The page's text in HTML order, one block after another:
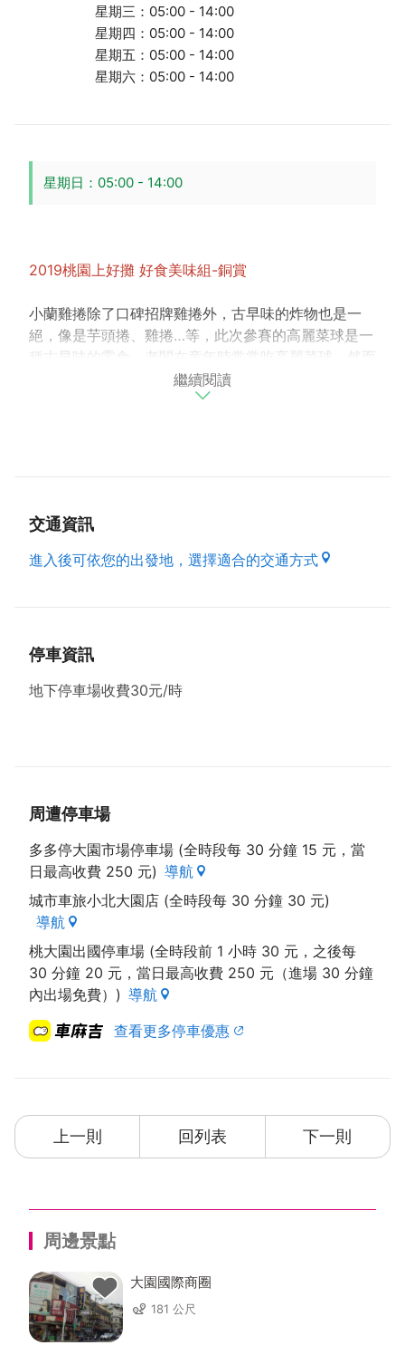
星期三：05:00 - 14:00
星期四：05:00 - 14:00
星期五：05:00 - 14:00
星期六：05:00 - 14:00
星期日：05:00 - 14:00
2019桃園上好攤 好食美味組-銅賞
小蘭雞捲除了口碑招牌雞捲外，古早味的炸物也是一
絕，像是芋頭捲、雞捲…等，此次參賽的高麗菜球是一
種古早味的零食。老闆在童年時常常吃高麗菜球，然而
現在這項美食卻越來越少見。因此老闆希望將小時候的
美味也帶給大家，便開始經營攤位，製作高麗菜球，酥
繼續閱讀
交通資訊
進入後可依您的出發地，選擇適合的交通方式
停車資訊
地下停車場收費30元/時
周遭停車場
多多停大園市場停車場 (全時段每 30 分鐘 15 元，當
日最高收費 250 元) 導航
城市車旅小北大園店 (全時段每 30 分鐘 30 元)
導航
桃大園出國停車場 (全時段前 1 小時 30 元，之後每
30 分鐘 20 元，當日最高收費 250 元（進場 30 分鐘
內出場免費）) 導航
查看更多停車優惠
上一則 回列表 下一則
周邊景點
大園國際商圈
181 公尺